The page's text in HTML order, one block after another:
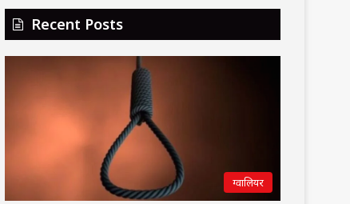
Recent Posts
ग्वालियर